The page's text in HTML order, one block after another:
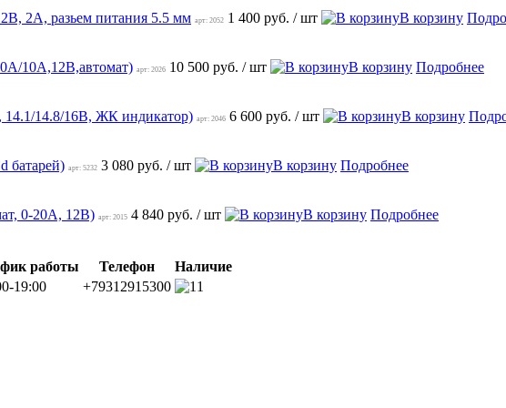
2А, разьем питания 5.5 мм арт: 2052 1 400 руб. / шт В корзину
10А,12В,автомат) арт: 2026 10 500 руб. / шт В корзину Подробнее
14.1/14.8/16В, ЖК индикатор) арт: 2046 6 600 руб. / шт В корзину
батарей) арт: 5232 3 080 руб. / шт В корзину Подробнее
0-20А, 12В) арт: 2015 4 840 руб. / шт В корзину Подробнее
работы Телефон
Наличие
19:00 +79312915300
1